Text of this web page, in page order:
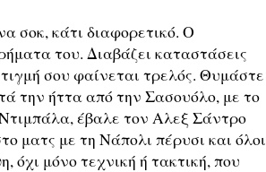
σοκ, κάτι διαφορετικό. Ο
του. Διαβάζει καταστάσεις
σου φαίνεται τρελός. Θυμάστε
την ήττα από την Σασουόλο, με το
έβαλε τον Αλεξ Σάντρο
ματς με τη Νάπολι πέρυσι και όλοι
μόνο τεχνική ή τακτική, που